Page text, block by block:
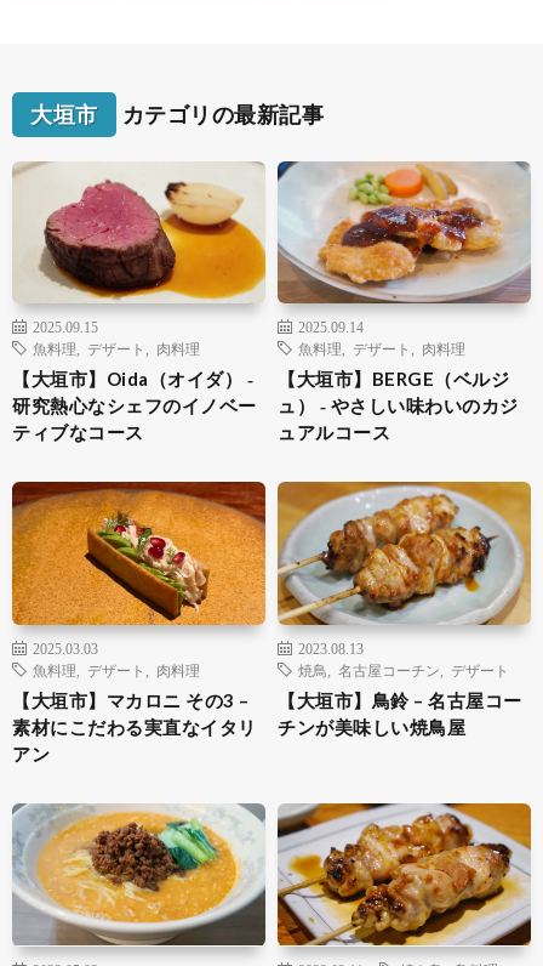
大垣市 カテゴリの最新記事
2025.09.15
魚料理
デザート 肉料理
【大垣市】Oida（オイダ） ‐
研究熱心なシェフのイノベー
ティブなコース
2025.09.14
魚料理
デザート 肉料理
【大垣市】BERGE（ベルジ
ュ） ‐ やさしい味わいのカジ
ュアルコース
2025.03.03
魚料理
デザート 肉料理
【大垣市】マカロニ その3 –
素材にこだわる実直なイタリ
アン
2023.08.13
焼鳥
名古屋コーチン デザート
【大垣市】鳥鈴 – 名古屋コー
チンが美味しい焼鳥屋